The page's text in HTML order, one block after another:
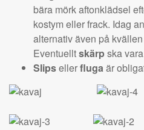
bära mörk aftonklädsel
kostym eller frack. Idag
alternativ även på
Eventuelltskärp ska
Slipsellerflugaär